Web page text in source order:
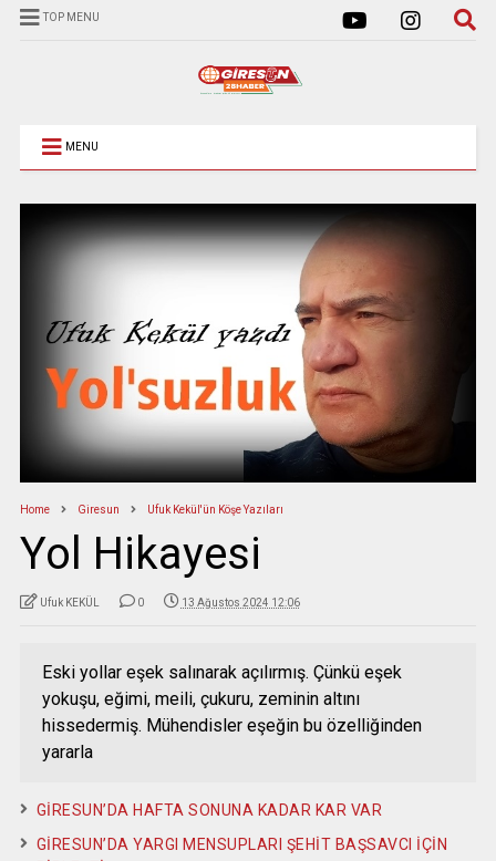
TOP MENU
MENU
Home Giresun Ufuk Kekül'ün Köşe Yazıları
Yol Hikayesi
Ufuk KEKÜL 0 13 Ağustos 2024 12:06
Eski yollar eşek salınarak açılırmış. Çünkü eşek
yokuşu, eğimi, meili, çukuru, zeminin altını
hissedermiş. Mühendisler eşeğin bu özelliğinden
yararla
GİRESUN’DA HAFTA SONUNA KADAR KAR VAR
GİRESUN’DA YARGI MENSUPLARI ŞEHİT BAŞSAVCI İÇİN